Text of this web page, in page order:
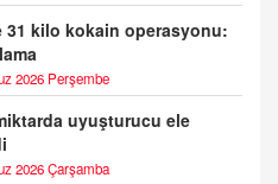
31 kilo kokain operasyonu:
2026 Perşembe
uyuşturucu ele
2026 Çarşamba